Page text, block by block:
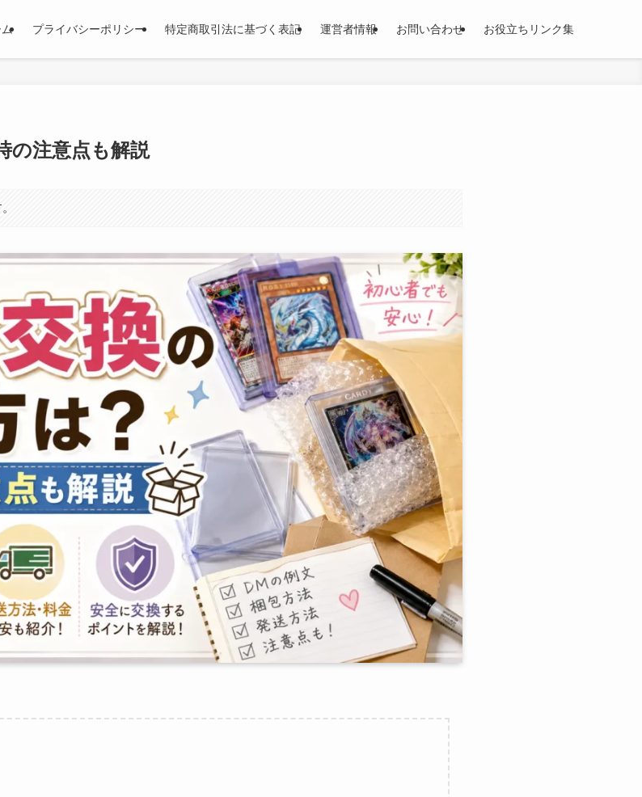
プライバシーポリシー 特定商取引法に基づく表記 運営者情報 お問い合わせ お役立ちリンク集
の注意点も解説